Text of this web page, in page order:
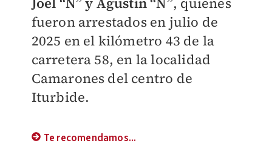
fueron arrestados en julio de
2025 en el kilómetro 43 de la
carretera 58, en la localidad
Camarones del centro de
Iturbide.
Te recomendamos...